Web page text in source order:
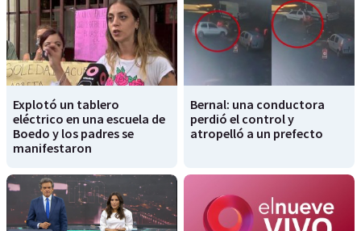
Explotó un tablero
eléctrico en una escuela de
Boedo y los padres se
manifestaron
Bernal: una conductora
perdió el control y
atropelló a un prefecto